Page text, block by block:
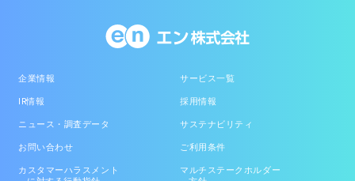
企業情報 サービス一覧
IR情報 採用情報
ニュース・調査データ サステナビリティ
お問い合わせ ご利用条件
カスタマーハラスメント
マルチステークホルダー